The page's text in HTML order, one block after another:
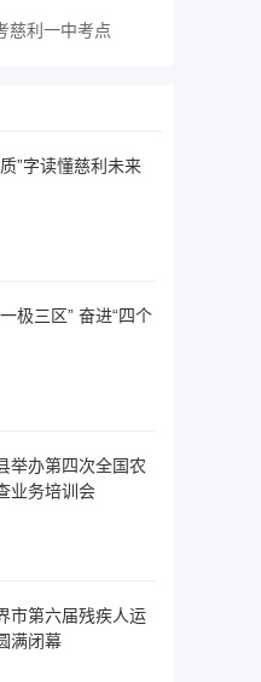
慈利一中考点
”字读懂慈利未来
极三区” 奋进“四个
举办第四次全国农
业务培训会
市第六届残疾人运
满闭幕